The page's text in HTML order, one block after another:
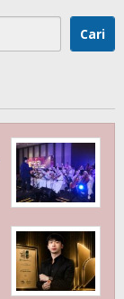
Cari